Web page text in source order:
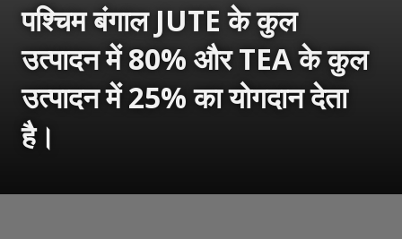
पश्चिम बंगाल JUTE के कुल
उत्पादन में 80% और TEA के कुल
उत्पादन में 25% का योगदान देता
है।